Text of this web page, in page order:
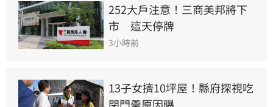
252大戶注意！三商美邦將下
市　這天停牌
3小時前
13子女擠10坪屋！縣府探視吃